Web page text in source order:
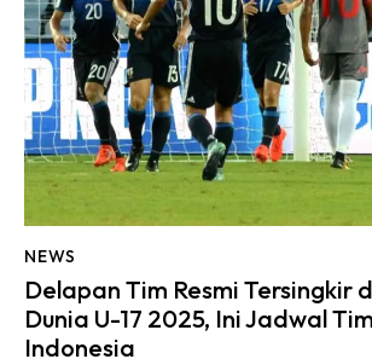
NEWS
Delapan Tim Resmi Tersingkir
Dunia U-17 2025, Ini Jadwal
Indonesia